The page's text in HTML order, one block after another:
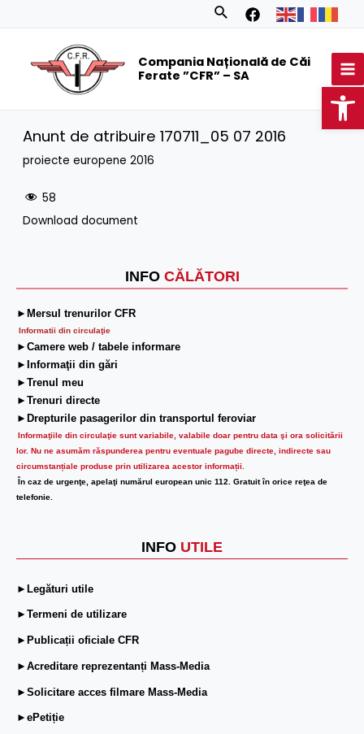
Search
Compania Națională de Căi
Ferate ”CFR” – SA
INFO CĂLĂTORI
►Mersul trenurilor CFR
Informatii din circulaţie
►Camere web / tabele informare
►Informaţii din gări
►Trenul meu
►Trenuri directe
►Drepturile pasagerilor din transportul feroviar
Informaţiile din circulaţie sunt variabile, valabile doar pentru data şi ora solicitării
lor. Nu ne asumăm răspunderea pentru eventuale pagube directe, indirecte sau
circumstanțiale produse prin utilizarea acestor informații.
În caz de urgenţe, apelaţi numărul european unic 112. Gratuit în orice reţea de
telefonie.
INFO UTILE
►Legături utile
►Termeni de utilizare
►Publicații oficiale CFR
►Acreditare reprezentanți Mass-Media
►Solicitare acces filmare Mass-Media
►ePetiție
Anunt de atribuire 170711_05 07 2016
proiecte europene 2016
58
Download document